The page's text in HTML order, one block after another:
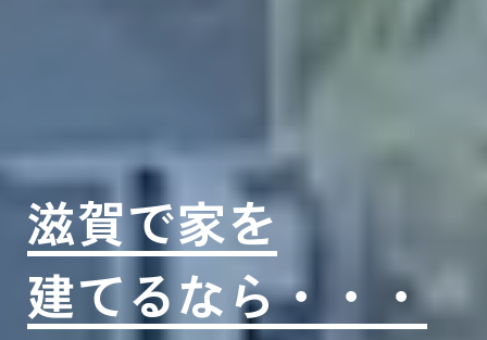
滋賀で家を
建てるなら・・・